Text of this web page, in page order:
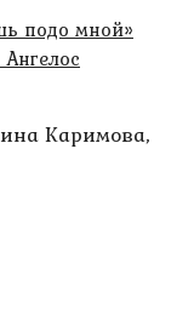
Каримова,